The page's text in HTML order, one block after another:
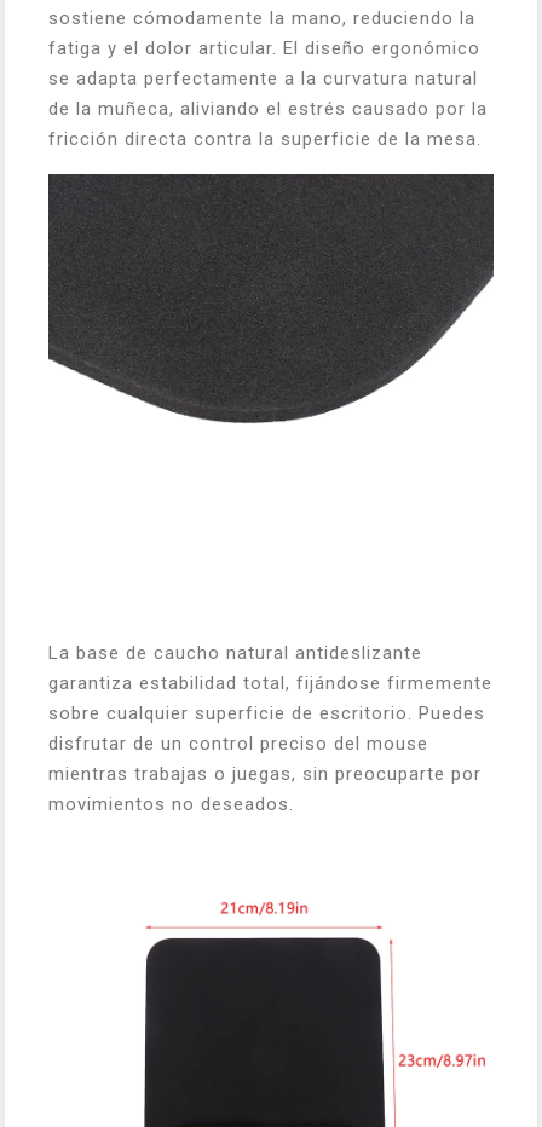
sostiene cómodamente la mano, reduciendo la
fatiga y el dolor articular. El diseño ergonómico
se adapta perfectamente a la curvatura natural
de la muñeca, aliviando el estrés causado por la
fricción directa contra la superficie de la mesa.
La base de caucho natural antideslizante
garantiza estabilidad total, fijándose firmemente
sobre cualquier superficie de escritorio. Puedes
disfrutar de un control preciso del mouse
mientras trabajas o juegas, sin preocuparte por
movimientos no deseados.